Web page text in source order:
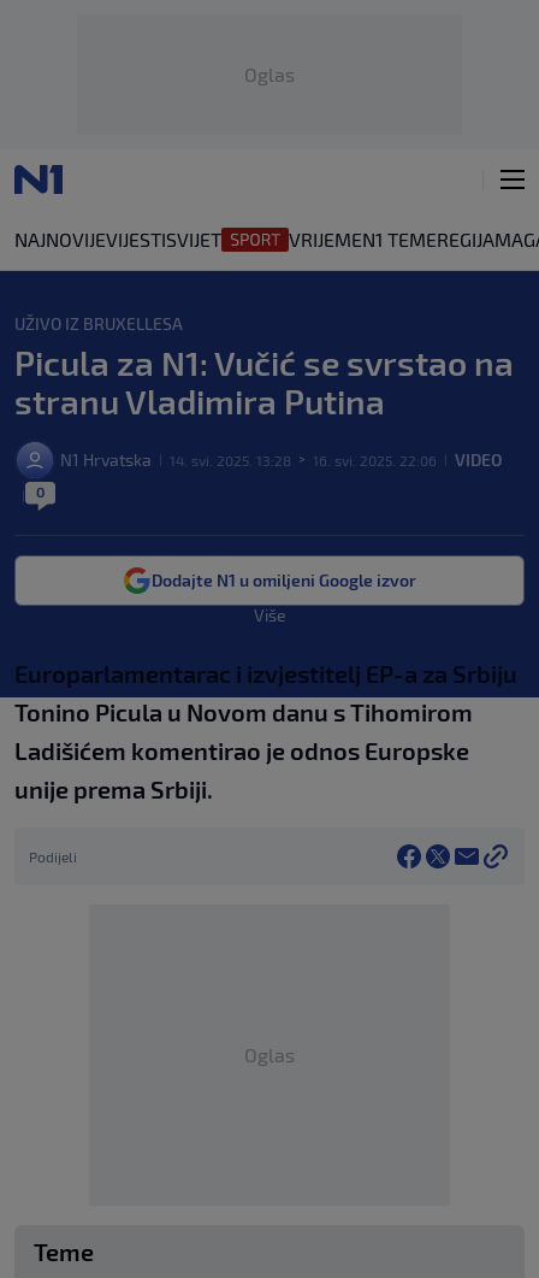
Oglas
NAJNOVIJEVIJESTISVIJET VRIJEMEN1 TEMEREGIJA
UŽIVO IZ BRUXELLESA
Picula za N1: Vučić se svrstao na
stranu Vladimira Putina
N1 Hrvatska 14. svi. 2025. 13:28 > 16. svi. 2025. 22:06 VIDEO
0
Dodajte N1 u omiljeni Google izvor
Više
Europarlamentarac i izvjestitelj EP-a za Srbiju
Tonino Picula u Novom danu s Tihomirom
Ladišićem komentirao je odnos Europske
unije prema Srbiji.
Podijeli
Oglas
Teme